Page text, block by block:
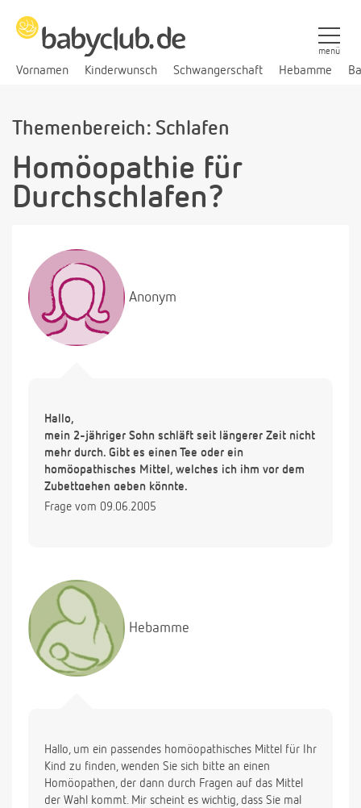
Vornamen Kinderwunsch Schwangerschaft Hebamme
menü
Themenbereich: Schlafen
Homöopathie für
Durchschlafen?
Anonym
Hallo,
mein 2-jähriger Sohn schläft seit längerer Zeit nicht
mehr durch. Gibt es einen Tee oder ein
homöopathisches Mittel, welches ich ihm vor dem
Zubettgehen geben könnte.
Frage vom 09.06.2005
Hebamme
Hallo, um ein passendes homöopathisches Mittel für Ihr
Kind zu finden, wenden Sie sich bitte an einen
Homöopathen, der dann durch Fragen auf das Mittel
der Wahl kommt. Mir scheint es wichtig, dass Sie mal